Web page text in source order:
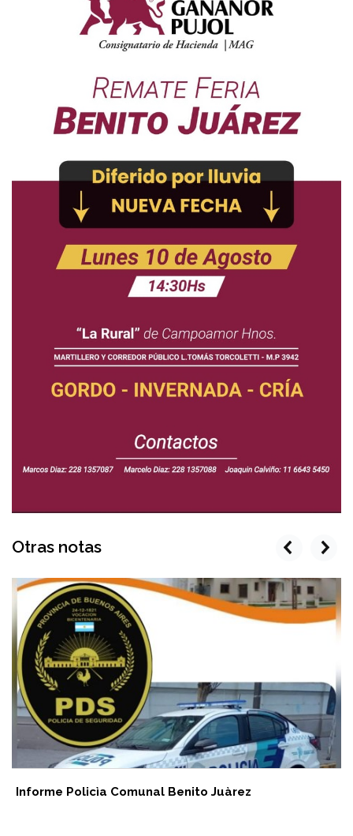
Otras notas
Informe Policìa Comunal Benito Juàrez
prev next